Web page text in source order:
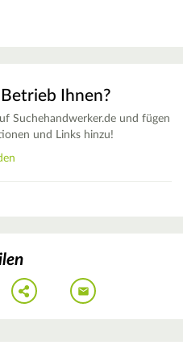
Ihnen?
Suchehandwerker.de und fügen
und Links hinzu!